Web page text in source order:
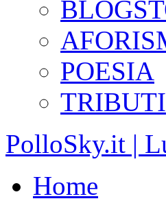
POESIA
TRIBUTI
PolloSky.it |
Home